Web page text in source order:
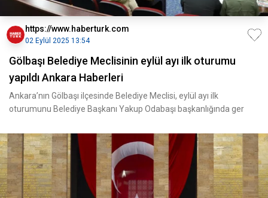
https://www.haberturk.com
02 Eylül 2025 13:54
Gölbaşı Belediye Meclisinin eylül ayı ilk oturumu
yapıldı Ankara Haberleri
Ankara’nın Gölbaşı ilçesinde Belediye Meclisi, eylül ayı ilk
oturumunu Belediye Başkanı Yakup Odabaşı başkanlığında ger